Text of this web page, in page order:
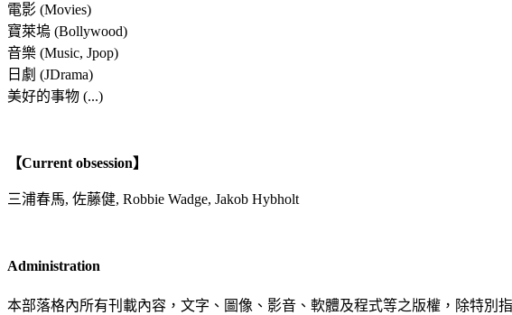
電影 (Movies)
寶萊塢 (Bollywood)
音樂 (Music, Jpop)
日劇 (JDrama)
美好的事物 (...)
【Current obsession】
三浦春馬, 佐藤健, Robbie Wadge, Jakob Hybholt
Administration
本部落格內所有刊載內容，文字、圖像、影音、軟體及程式等之版權，除特